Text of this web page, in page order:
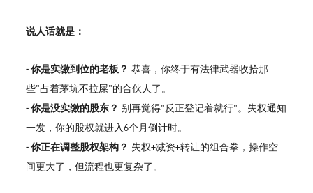
说人话就是：
- 你是实缴到位的老板？ 恭喜，你终于有法律武器收拾那
些"占着茅坑不拉屎"的合伙人了。
- 你是没实缴的股东？ 别再觉得" 反正登记着就行" 。失权通知
一发，你的股权就进入 6个月倒计时。
- 你正在调整股权架构？ 失权+减资+转让的组合拳，操作空
间更大了，但流程也更复杂了。